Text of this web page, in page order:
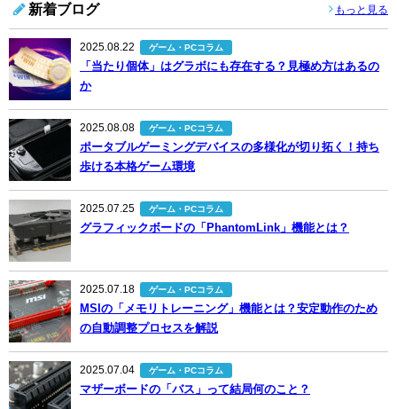
新着ブログ もっと見る
2025.08.22 ゲーム・PCコラム
「当たり個体」はグラボにも存在する？見極め方はあるの
か
2025.08.08 ゲーム・PCコラム
ポータブルゲーミングデバイスの多様化が切り拓く！持ち
歩ける本格ゲーム環境
2025.07.25 ゲーム・PCコラム
グラフィックボードの「PhantomLink」機能とは？
2025.07.18 ゲーム・PCコラム
MSIの「メモリトレーニング」機能とは？安定動作のため
の自動調整プロセスを解説
2025.07.04 ゲーム・PCコラム
マザーボードの「バス」って結局何のこと？